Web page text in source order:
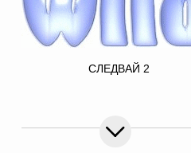
src="http://text.glitter-
СЛЕДВАЙ 2